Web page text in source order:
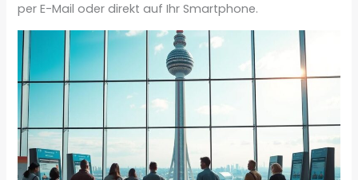
per E-Mail oder direkt auf Ihr Smartphone.